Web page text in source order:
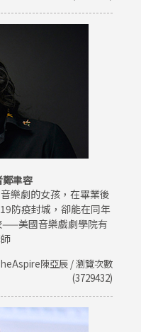
鄭聿容
樂劇的女孩，在畢業後
防疫封城，卻能在同年
——美國音樂戲劇學院有
陳亞辰 / 瀏覽次數
(3729432)